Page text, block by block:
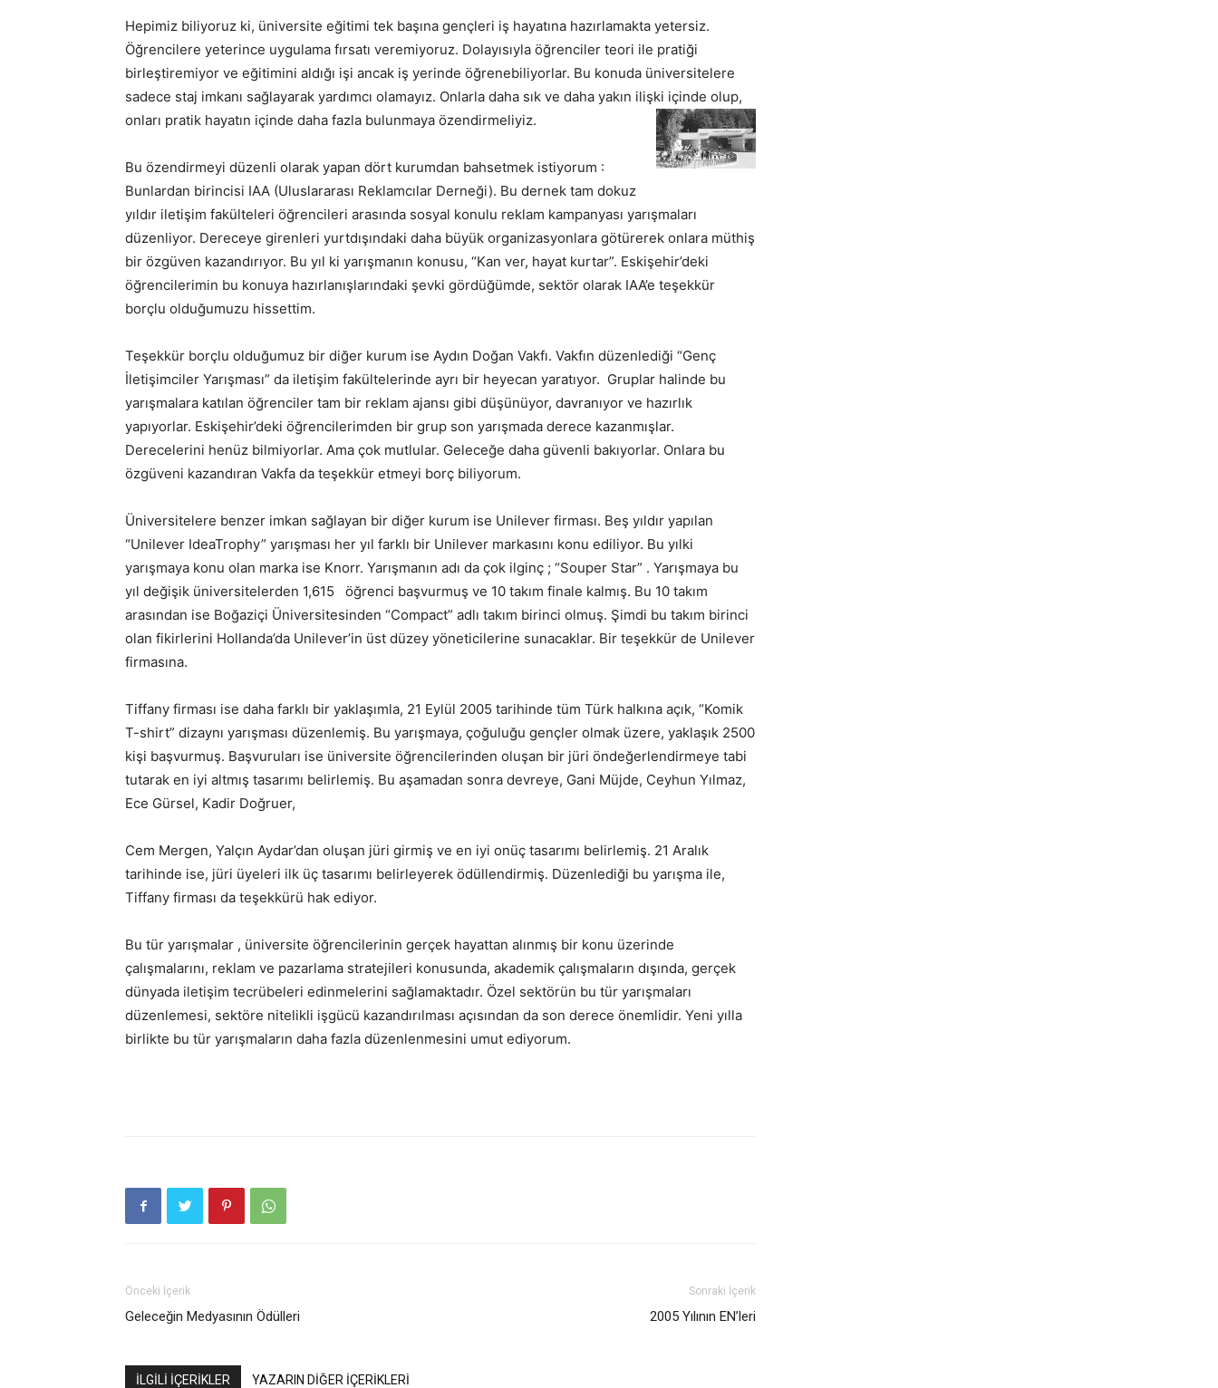
Hepimiz biliyoruz ki, üniversite eğitimi tek başına gençleri iş hayatına hazırlamakta yetersiz.
Öğrencilere yeterince uygulama fırsatı veremiyoruz. Dolayısıyla öğrenciler teori ile pratiği
birleştiremiyor ve eğitimini aldığı işi ancak iş yerinde öğrenebiliyorlar. Bu konuda üniversitelere
sadece staj imkanı sağlayarak yardımcı olamayız. Onlarla daha sık ve daha yakın ilişki içinde olup,
onları pratik hayatın içinde daha fazla bulunmaya özendirmeliyiz.
Bu özendirmeyi düzenli olarak yapan dört kurumdan bahsetmek istiyorum :
Bunlardan birincisi IAA (Uluslararası Reklamcılar Derneği). Bu dernek tam dokuz
yıldır iletişim fakülteleri öğrencileri arasında sosyal konulu reklam kampanyası yarışmaları
düzenliyor. Dereceye girenleri yurtdışındaki daha büyük organizasyonlara götürerek onlara müthiş
bir özgüven kazandırıyor. Bu yıl ki yarışmanın konusu, “Kan ver, hayat kurtar”. Eskişehir’deki
öğrencilerimin bu konuya hazırlanışlarındaki şevki gördüğümde, sektör olarak IAA’e teşekkür
borçlu olduğumuzu hissettim.
Teşekkür borçlu olduğumuz bir diğer kurum ise Aydın Doğan Vakfı. Vakfın düzenlediği “Genç
İletişimciler Yarışması” da iletişim fakültelerinde ayrı bir heyecan yaratıyor. Gruplar halinde bu
yarışmalara katılan öğrenciler tam bir reklam ajansı gibi düşünüyor, davranıyor ve hazırlık
yapıyorlar. Eskişehir’deki öğrencilerimden bir grup son yarışmada derece kazanmışlar.
Derecelerini henüz bilmiyorlar. Ama çok mutlular. Geleceğe daha güvenli bakıyorlar. Onlara bu
özgüveni kazandıran Vakfa da teşekkür etmeyi borç biliyorum.
Üniversitelere benzer imkan sağlayan bir diğer kurum ise Unilever firması. Beş yıldır yapılan
“Unilever IdeaTrophy” yarışması her yıl farklı bir Unilever markasını konu ediliyor. Bu yılki
yarışmaya konu olan marka ise Knorr. Yarışmanın adı da çok ilginç ; “Souper Star” . Yarışmaya bu
yıl değişik üniversitelerden 1,615 öğrenci başvurmuş ve 10 takım finale kalmış. Bu 10 takım
arasından ise Boğaziçi Üniversitesinden “Compact” adlı takım birinci olmuş. Şimdi bu takım birinci
olan fikirlerini Hollanda’da Unilever’in üst düzey yöneticilerine sunacaklar. Bir teşekkür de Unilever
firmasına.
Tiffany firması ise daha farklı bir yaklaşımla, 21 Eylül 2005 tarihinde tüm Türk halkına açık, “Komik
T-shirt” dizaynı yarışması düzenlemiş. Bu yarışmaya, çoğuluğu gençler olmak üzere, yaklaşık 2500
kişi başvurmuş. Başvuruları ise üniversite öğrencilerinden oluşan bir jüri öndeğerlendirmeye tabi
tutarak en iyi altmış tasarımı belirlemiş. Bu aşamadan sonra devreye, Gani Müjde, Ceyhun Yılmaz,
Ece Gürsel, Kadir Doğruer,
Cem Mergen, Yalçın Aydar’dan oluşan jüri girmiş ve en iyi onüç tasarımı belirlemiş. 21 Aralık
tarihinde ise, jüri üyeleri ilk üç tasarımı belirleyerek ödüllendirmiş. Düzenlediği bu yarışma ile,
Tiffany firması da teşekkürü hak ediyor.
Bu tür yarışmalar , üniversite öğrencilerinin gerçek hayattan alınmış bir konu üzerinde
çalışmalarını, reklam ve pazarlama stratejileri konusunda, akademik çalışmaların dışında, gerçek
dünyada iletişim tecrübeleri edinmelerini sağlamaktadır. Özel sektörün bu tür yarışmaları
düzenlemesi, sektöre nitelikli işgücü kazandırılması açısından da son derece önemlidir. Yeni yılla
birlikte bu tür yarışmaların daha fazla düzenlenmesini umut ediyorum.
Önceki İçerik
Geleceğin Medyasının Ödülleri
Sonraki İçerik
2005 Yılının EN’leri
İLGİLİ İÇERİKLER YAZARIN DİĞER İÇERİKLERİ